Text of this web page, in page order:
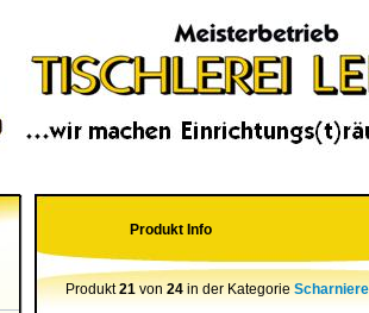
Produkt Info
Produkt21 von24in der KategorieScharniere